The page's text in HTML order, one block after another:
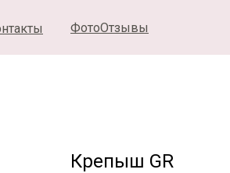
ФотоОтзывы
Крепыш GR